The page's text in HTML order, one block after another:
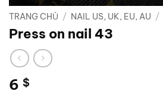
TRANG CHỦ / NAIL US, UK, EU, AU /
Press on nail 43
6 $